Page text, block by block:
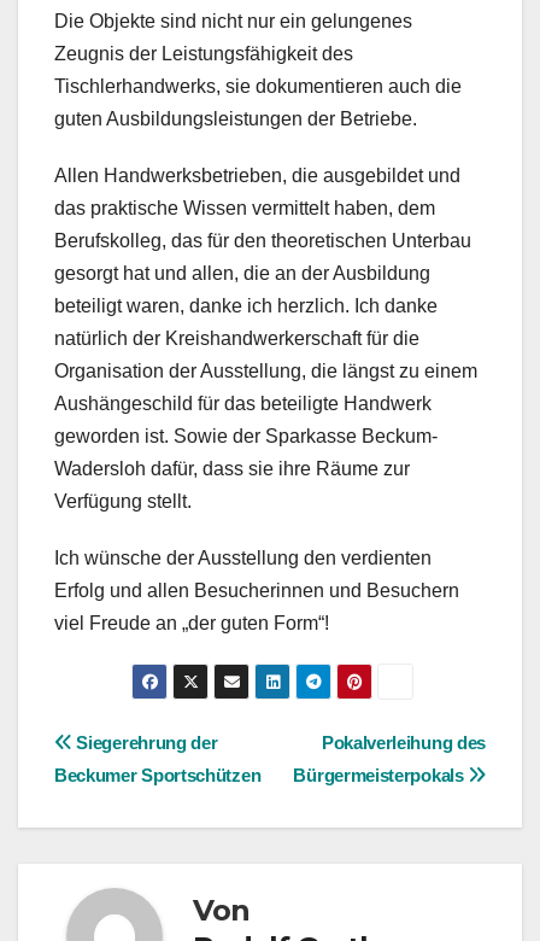
Die Objekte sind nicht nur ein gelungenes
Zeugnis der Leistungsfähigkeit des
Tischlerhandwerks, sie dokumentieren auch die
guten Ausbildungsleistungen der Betriebe.
Allen Handwerksbetrieben, die ausgebildet und
das praktische Wissen vermittelt haben, dem
Berufskolleg, das für den theoretischen Unterbau
gesorgt hat und allen, die an der Ausbildung
beteiligt waren, danke ich herzlich. Ich danke
natürlich der Kreishandwerkerschaft für die
Organisation der Ausstellung, die längst zu einem
Aushängeschild für das beteiligte Handwerk
geworden ist. Sowie der Sparkasse Beckum-
Wadersloh dafür, dass sie ihre Räume zur
Verfügung stellt.
Ich wünsche der Ausstellung den verdienten
Erfolg und allen Besucherinnen und Besuchern
viel Freude an „der guten Form“!
BeitragsnavigationPokalverleihung des
Bürgermeisterpokals
Siegerehrung der
Beckumer Sportschützen
Von